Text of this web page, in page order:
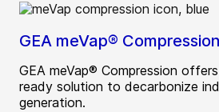
GEA meVap® Compression
GEA meVap® Compression
ready solution to decarbonize
generation.